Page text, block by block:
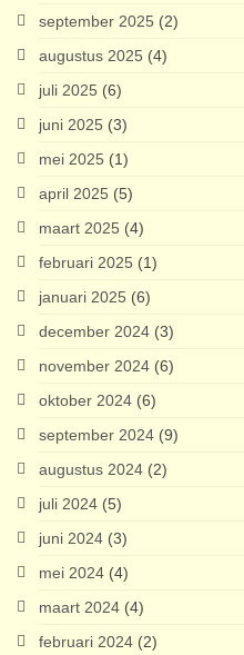
september 2025 (2)
augustus 2025 (4)
juli 2025 (6)
juni 2025 (3)
mei 2025 (1)
april 2025 (5)
maart 2025 (4)
februari 2025 (1)
januari 2025 (6)
december 2024 (3)
november 2024 (6)
oktober 2024 (6)
september 2024 (9)
augustus 2024 (2)
juli 2024 (5)
juni 2024 (3)
mei 2024 (4)
maart 2024 (4)
februari 2024 (2)